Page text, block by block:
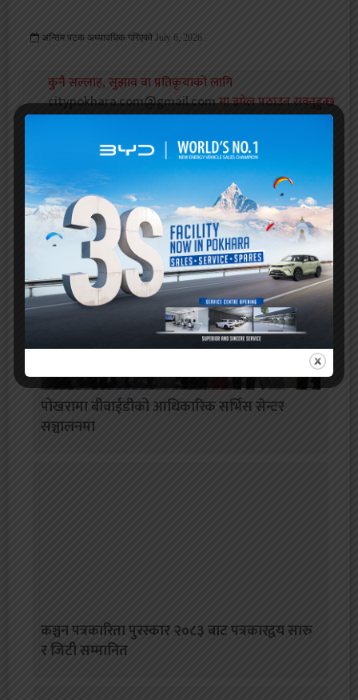
अन्तिम पटक अध्यावधिक गरिएको July 6, 2026
कुनै सल्लाह, सुझाव वा प्रतिकृयाको लागि
citypokhara.com@gmail.comमा इमेल पठाउन सक्नुहुन्छ
।
प्रतिक्रिया दिनुहोस्
सम्बन्धित समाचार
पोखरामा बीवाईडीको आधिकारिक सर्भिस सेन्टर
सञ्चालनमा
कञ्चन पत्रकारिता पुरस्कार २०८३ बाट पत्रकारद्वय सारु
र जिटी सम्मानित